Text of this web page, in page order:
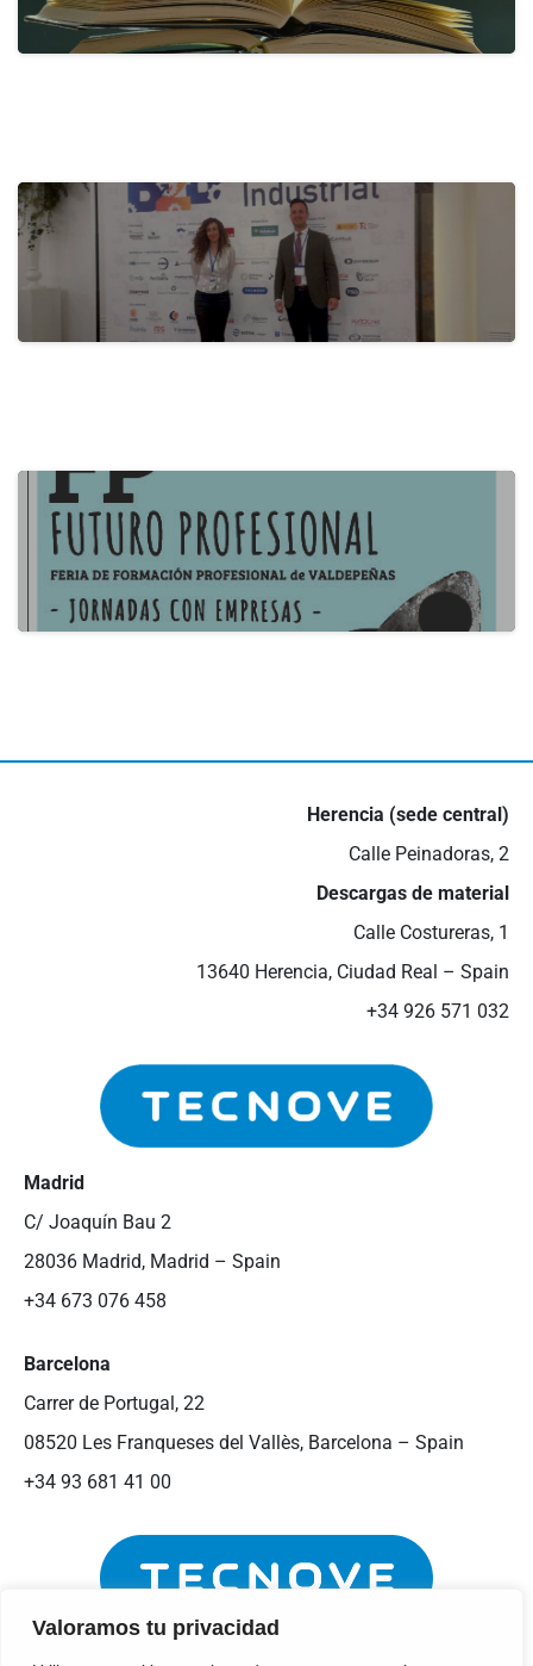
Valoramos tu privacidad
Fomento…
28 de mayo de 2024
22 de mayo de 2024
Herencia (sede central)
Calle Peinadoras, 2
Descargas de material
Calle Costureras, 1
13640 Herencia, Ciudad Real – Spain
+34 926 571 032
Madrid
C/ Joaquín Bau 2
28036 Madrid, Madrid – Spain
+34 673 076 458
Barcelona
Carrer de Portugal, 22
08520 Les Franqueses del Vallès, Barcelona – Spain
+34 93 681 41 00